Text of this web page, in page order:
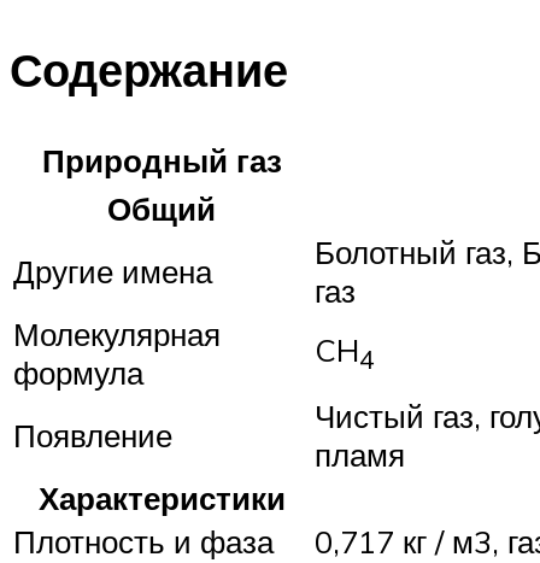
Содержание
Природный газ
Общий
Другие имена
Болотный газ,
газ
Молекулярная
формула
CH4
Появление
Чистый газ,
пламя
Характеристики
Плотность и фаза
0,717 кг / м3,